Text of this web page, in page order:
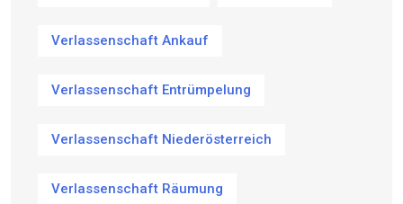
Verlassenschaft Ankauf
Verlassenschaft Entrümpelung
Verlassenschaft Niederösterreich
Verlassenschaft Räumung